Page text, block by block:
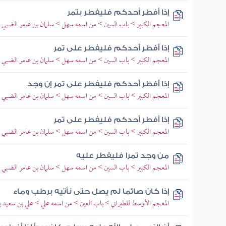
إذا أفطر أحدكم فليفطر بتمر
المعجم الكبير > باب السين > من اسمه سهل > سلمان بن عامر الضبي
إذا أفطر أحدكم فليفطر على تمر
المعجم الكبير > باب السين > من اسمه سهل > سلمان بن عامر الضبي
إذا أفطر أحدكم فليفطر على تمر إن وجد
المعجم الكبير > باب السين > من اسمه سهل > سلمان بن عامر الضبي
إذا أفطر أحدكم فليفطر على تمر
المعجم الكبير > باب السين > من اسمه سهل > سلمان بن عامر الضبي
من وجد تمرا فليفطر عليه
المعجم الكبير > باب السين > من اسمه سهل > سلمان بن عامر الضبي
إذا كان صائما لم يصل حتى نأتيه برطب وماء
المعجم الأوسط للطبراني > باب العين > من اسمه علي > علي بن سعيد